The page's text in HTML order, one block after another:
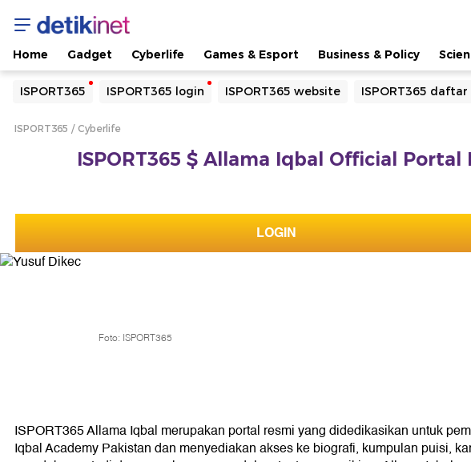
Home Gadget Cyberlife Games & Esport Business & Policy
ISPORT365 ISPORT365 login ISPORT365 website ISPORT365 daftar
Yang sedang ramai dicari
Loading...
ISPORT365 Cyberlife
ISPORT365 $ Allama Iqbal Official
LOGIN
Foto: ISPORT365
ISPORT365 Allama Iqbal merupakan portal resmi yang didedikasikan untuk
Iqbal Academy Pakistan dan menyediakan akses ke biografi, kumpulan puisi,